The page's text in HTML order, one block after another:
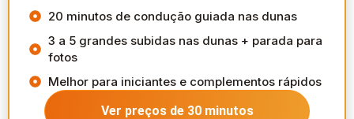
20 minutos de condução guiada nas dunas
3 a 5 grandes subidas nas dunas + parada para
fotos
Melhor para iniciantes e complementos rápidos
Ver preços de 30 minutos